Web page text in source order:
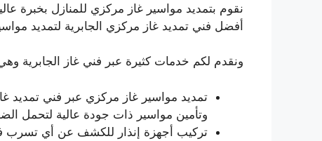
نقوم بتمديد مواسير غاز مركزي للمنازل بخبرة
أفضل فني تمديد غاز مركزي الجابرية لتمديد
ونقدم لكم خدمات كثيرة عبر فني غاز الجابرية
تمديد مواسير غاز مركزي عبر فني تمديد
وتأمين مواسير ذات جودة عالية لتحمل
تركيب أجهزة إنذار للكشف عن أي تسرب